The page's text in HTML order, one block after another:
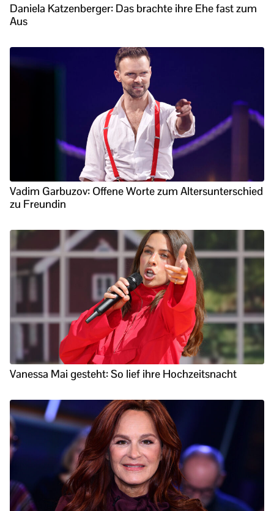
Daniela Katzenberger: Das brachte ihre Ehe fast zum
Aus
Vadim Garbuzov: Offene Worte zum Altersunterschied
zu Freundin
Vanessa Mai gesteht: So lief ihre Hochzeitsnacht